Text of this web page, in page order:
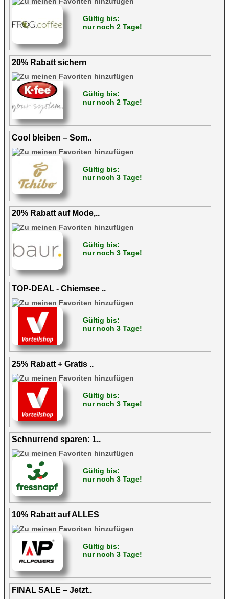
Gültig bis:
nur noch 2 Tage!
20% Rabatt sichern
Gültig bis:
nur noch 2 Tage!
Cool bleiben – Som..
Gültig bis:
nur noch 3 Tage!
20% Rabatt auf Mode,..
Gültig bis:
nur noch 3 Tage!
TOP-DEAL - Chiemsee ..
Gültig bis:
nur noch 3 Tage!
25% Rabatt + Gratis ..
Gültig bis:
nur noch 3 Tage!
Schnurrend sparen: 1..
Gültig bis:
nur noch 3 Tage!
10% Rabatt auf ALLES
Gültig bis:
nur noch 3 Tage!
FINAL SALE – Jetzt..